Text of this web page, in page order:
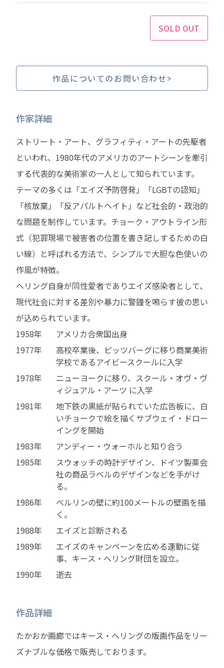
SOLD OUT
作品についてのお問い合わせ
作家詳細
ストリート・アート、グラフィティ・アートの先駆者
といわれ、1980年代のアメリカのアートシーンを牽引
する代表的な美術家の一人として知られています。
テーマの多くは「エイズ予防啓発」「LGBTの認知」
「核放棄」「反アパルトヘイト」など社会的・政治的
な問題を制作しています。チョーク・アウトライン形
式（犯罪現場で被害者の位置を書き記しするための白
い線）と呼ばれる方法で、シンプルで大胆な色使いの
作風が特徴。
ヘリング自身が同性愛者でありエイズ感染者として、
現代社会に対する差別や暴力に警鐘を鳴らす彼の思い
が込められています。
1958年
アメリカ合衆国出身
1977年
高校卒業後、ピッツバーグに移り商業美術
学校であるアイビースクールに入学
1978年
ニューヨークに移り、スクール・オヴ・ヴ
ィジュアル・アーツ に入学
1981年
地下鉄の黒紙が貼られていた広告板に、白
いチョークで絵を描くサブウェイ・ドロー
イングを開始
1983年
アンディー・ウォーホルと知り合う
1985年
スウォッチの時計デザイン、ドイツ製薬会
社の商品ラベルのデザインなどを手がけ
る。
1986年
ベルリンの壁に約100メートルの壁画を描
く。
1988年
エイズと診断される
1989年
エイズのキャンペーンを広める運動に従
事、キース・へリング財団を設立。
1990年
逝去
作品詳細
たかおか画廊ではキース・へリングの版画作品をリー
ズナブルな価格で販売しております。